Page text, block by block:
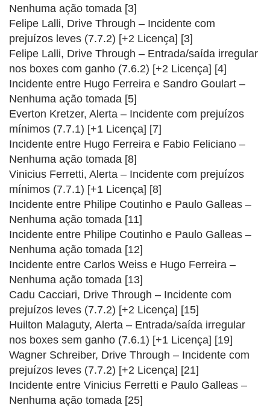
Nenhuma ação tomada [3]
Felipe Lalli, Drive Through – Incidente com
prejuízos leves (7.7.2) [+2 Licença] [3]
Felipe Lalli, Drive Through – Entrada/saída irregular
nos boxes com ganho (7.6.2) [+2 Licença] [4]
Incidente entre Hugo Ferreira e Sandro Goulart –
Nenhuma ação tomada [5]
Everton Kretzer, Alerta – Incidente com prejuízos
mínimos (7.7.1) [+1 Licença] [7]
Incidente entre Hugo Ferreira e Fabio Feliciano –
Nenhuma ação tomada [8]
Vinicius Ferretti, Alerta – Incidente com prejuízos
mínimos (7.7.1) [+1 Licença] [8]
Incidente entre Philipe Coutinho e Paulo Galleas –
Nenhuma ação tomada [11]
Incidente entre Philipe Coutinho e Paulo Galleas –
Nenhuma ação tomada [12]
Incidente entre Carlos Weiss e Hugo Ferreira –
Nenhuma ação tomada [13]
Cadu Cacciari, Drive Through – Incidente com
prejuízos leves (7.7.2) [+2 Licença] [15]
Huilton Malaguty, Alerta – Entrada/saída irregular
nos boxes sem ganho (7.6.1) [+1 Licença] [19]
Wagner Schreiber, Drive Through – Incidente com
prejuízos leves (7.7.2) [+2 Licença] [21]
Incidente entre Vinicius Ferretti e Paulo Galleas –
Nenhuma ação tomada [25]